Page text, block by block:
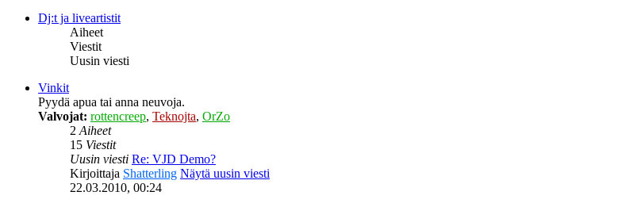
Dj:t ja liveartistit
Aiheet
Viestit
Uusin viesti
Vinkit
Pyydä apua tai anna neuvoja.
Valvojat: rottencreep, Teknojta, OrZo
2Aiheet
15 Viestit
Uusin viesti Re: VJD Demo?
Kirjoittaja Shatterling Näytä uusin viesti
22.03.2010, 00:24